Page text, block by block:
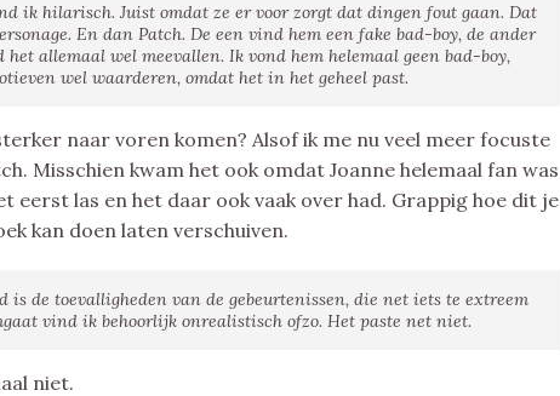
ik hilarisch. Juist omdat ze er voor zorgt dat dingen fout gaan. Dat
En dan Patch. De een vind hem een fake bad-boy, de ander
allemaal wel meevallen. Ik vond hem helemaal geen bad-boy,
wel waarderen, omdat het in het geheel past.
naar voren komen? Alsof ik me nu veel meer focuste
Misschien kwam het ook omdat Joanne helemaal fan was
eerst las en het daar ook vaak over had. Grappig hoe dit je
kan doen laten verschuiven.
is de toevalligheden van de gebeurtenissen, die net iets te extreem
vind ik behoorlijk onrealistisch ofzo. Het paste net niet.
niet.